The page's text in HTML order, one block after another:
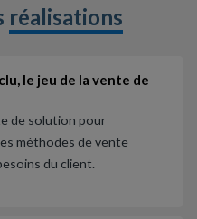
réalisations
le jeu de la vente de
de solution pour
méthodes de vente
du client.